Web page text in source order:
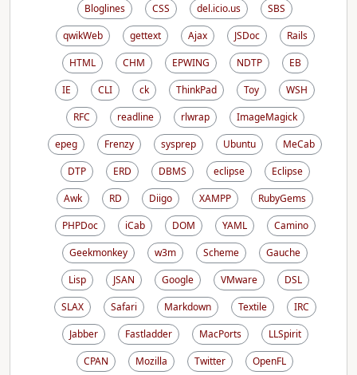
Bloglines
CSS del.icio.us
SBS
qwikWeb
gettext Ajax JSDoc
Rails
HTML
CHM EPWING NDTP
EB
IE
CLI ck ThinkPad Toy
WSH
RFC
readline rlwrap
ImageMagick
epeg
Frenzy sysprep Ubuntu
MeCab
DTP
ERD DBMS eclipse
Eclipse
Awk
RD Diigo XAMPP
RubyGems
PHPDoc
iCab DOM YAML
Camino
Geekmonkey
w3m Scheme
Gauche
Lisp
JSAN Google VMware
DSL
SLAX
Safari Markdown Textile
IRC
Jabber
Fastladder MacPorts
LLSpirit
CPAN
Mozilla Twitter
OpenFL